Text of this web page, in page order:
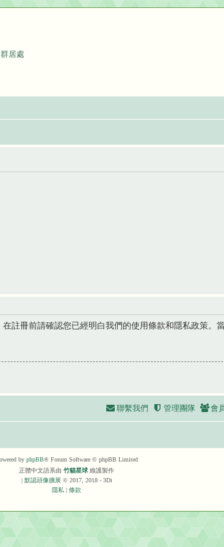
居處
註冊前請確認您已經明白我們的使用條款和隱私政策。
會
管理團隊
聯繫我們
by phpBB® Forum Software © phpBB Limited
正體中文語系由 竹貓星球 維護製作
默認頭像擴展 © 2017, 2018 - 3Di
隱私
條款